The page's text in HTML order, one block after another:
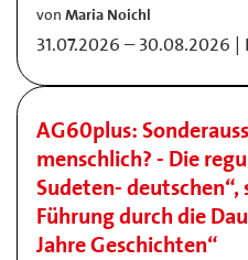
von Maria Noichl
31.07.2026 – 30.08.2026 |
AG60plus:
menschlich? - Die
Sudeten-
Führung durch die
Jahre Geschichten“